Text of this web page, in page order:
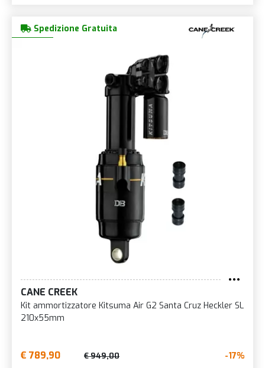
Spedizione Gratuita
CANE CREEK
Kit ammortizzatore Kitsuma Air G2 Santa Cruz Heckler SL
210x55mm
€ 789,90 € 949,00 -17%